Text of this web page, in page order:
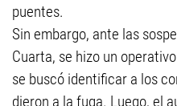
puentes.
Sin embargo, ante las
Cuarta, se hizo un
se buscó identificar a los
dieron a la fuga. Luego, el